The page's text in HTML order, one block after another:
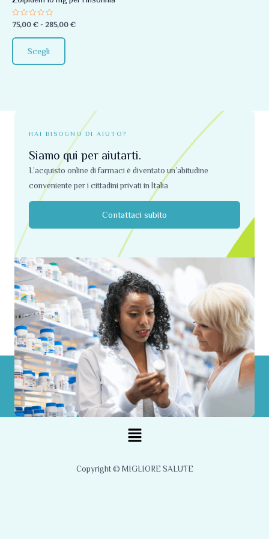
Valutato
0
su
5
75,00 € - 285,00 €
Scegli
scelte
nella
HAI BISOGNO DI AIUTO?
Siamo qui per aiutarti.
L’acquisto online di farmaci è diventato un’abitudine
conveniente per i cittadini privati ​​in Italia
Contattaci subito
Menu
Copyright © MIGLIORE SALUTE